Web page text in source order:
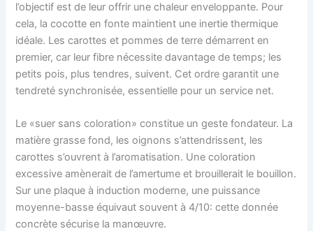
l’objectif est de leur offrir une chaleur enveloppante. Pour
cela, la cocotte en fonte maintient une inertie thermique
idéale. Les carottes et pommes de terre démarrent en
premier, car leur fibre nécessite davantage de temps; les
petits pois, plus tendres, suivent. Cet ordre garantit une
tendreté synchronisée, essentielle pour un service net.
Le «suer sans coloration» constitue un geste fondateur. La
matière grasse fond, les oignons s’attendrissent, les
carottes s’ouvrent à l’aromatisation. Une coloration
excessive amènerait de l’amertume et brouillerait le bouillon.
Sur une plaque à induction moderne, une puissance
moyenne-basse équivaut souvent à 4/10: cette donnée
concrète sécurise la manœuvre.